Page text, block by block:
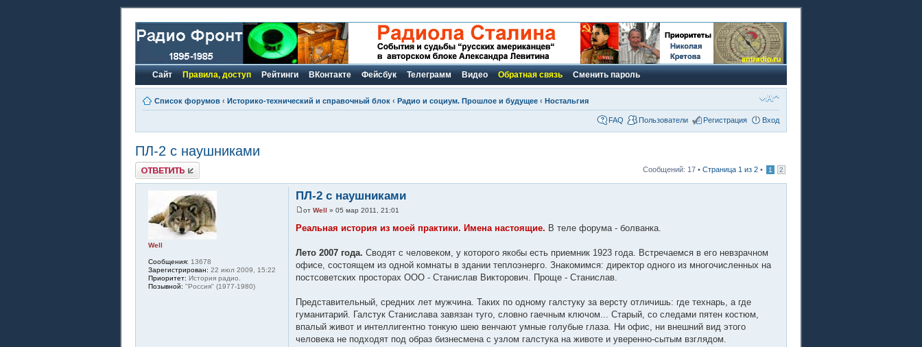
Сайт Правила, доступ Рейтинги ВКонтакте Фейсбук Телеграмм Видео Обратная связь Сменить пароль
Список форумов ‹ Историко-технический и справочный блок ‹ Радио и социум. Прошлое и будущее ‹ Ностальгия
FAQ Пользователи Регистрация Вход
ПЛ-2 с наушниками
Ответить Сообщений: 17 • Страница 1 из 2 • 1 2
ПЛ-2 с наушниками
от Well » 05 мар 2011, 21:01
Реальная история из моей практики. Имена настоящие. В теле форума - болванка.
Лето 2007 года. Сводят с человеком, у которого якобы есть приемник 1923 года. Встречаемся в его невзрачном
офисе, состоящем из одной комнаты в здании теплоэнерго. Знакомимся: директор одного из многочисленных на
постсоветских просторах ООО - Станислав Викторович. Проще - Станислав.
Представительный, средних лет мужчина. Таких по одному галстуку за версту отличишь: где технарь, а где
гуманитарий. Галстук Станислава завязан туго, словно гаечным ключом... Старый, со следами пятен костюм,
впалый живот и интеллигентно тонкую шею венчают умные голубые глаза. Ни офис, ни внешний вид этого
человека не подходят под образ бизнесмена с узлом галстука на животе и уверенно-сытым взглядом.
Well
Сообщения: 13678
Зарегистрирован: 22 июл 2009, 15:22
Приоритет: История радио.
Позывной: "Россия" (1977-1980)